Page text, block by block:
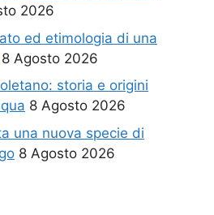
2026
ed etimologia di una
8 Agosto 2026
storia e origini
8 Agosto 2026
una nuova specie di
8 Agosto 2026